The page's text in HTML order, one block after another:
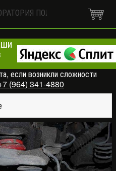
если возникли сложности
(964) 341-4880